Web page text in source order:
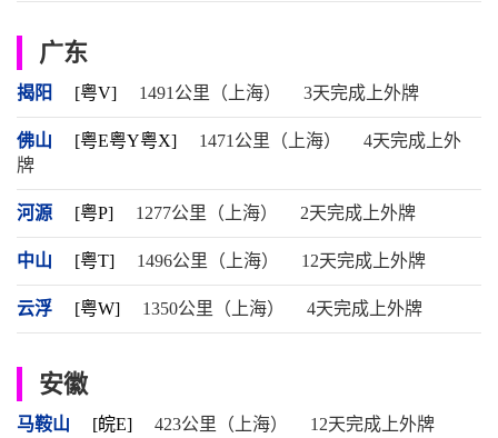
广东
揭阳 [粤V] 1491公里（上海） 3天完成上外牌
佛山 [粤E粤Y粤X] 1471公里（上海）
4天完成上外
牌
河源 [粤P] 1277公里（上海） 2天完成上外牌
中山 [粤T] 1496公里（上海） 12天完成上外牌
云浮 [粤W] 1350公里（上海） 4天完成上外牌
安徽
马鞍山 [皖E] 423公里（上海） 12天完成上外牌